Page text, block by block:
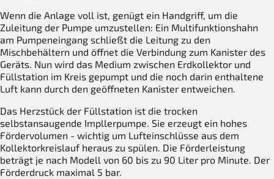
Wenn die Anlage voll ist, genügt ein Handgriff, um die
Zuleitung der Pumpe umzustellen: Ein Multifunktionshahn
am Pumpeneingang schließt die Leitung zu den
Mischbehältern und öffnet die Verbindung zum Kanister des
Geräts. Nun wird das Medium zwischen Erdkollektor und
Füllstation im Kreis gepumpt und die noch darin enthaltene
Luft kann durch den geöffneten Kanister entweichen.
Das Herzstück der Füllstation ist die trocken
selbstansaugende Impllerpumpe. Sie erzeugt ein hohes
Fördervolumen - wichtig um Lufteinschlüsse aus dem
Kollektorkreislauf heraus zu spülen. Die Förderleistung
beträgt je nach Modell von 60 bis zu 90 Liter pro Minute. Der
Förderdruck maximal 5 bar.